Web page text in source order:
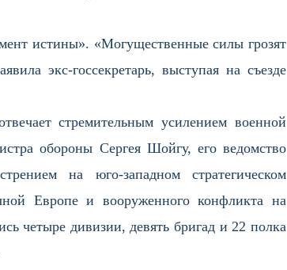
истины». «Могущественные силы грозят
экс-госсекретарь, выступая на съезде
стремительным усилением военной
обороны Сергея Шойгу, его ведомство
на юго-западном стратегическом
Европе и вооруженного конфликта на
четыре дивизии, девять бригад и 22 полка